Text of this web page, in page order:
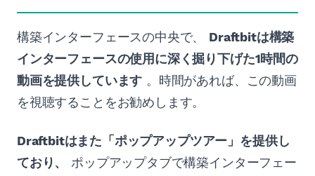
構築インターフェースの中央で、 Draftbitは構築
インターフェースの使用に深く掘り下げた1時間の
動画を提供しています 。時間があれば、この動画
を視聴することをお勧めします。
Draftbitはまた「ポップアップツアー」を提供し
ており、
ポップアップタブで構築インターフェー